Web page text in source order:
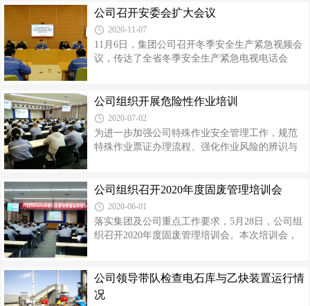
平总书记关于安全生产重要论述，遵循“从根本上
消除事故隐患”的重要指示精神，制定了公司安全
生产专项整治三年行动总方案和2个专题
安全培训教育强基固本，狠抓安全风险管控和隐
患排查治理，为实现“保障员工生命安全、打造平
安神木电石”的安全生产愿景提供有力保障。完善
安全管理体系 落实全员安全责任把建立和完善安
地实施。一是根据全员安全责任制要求，进一步
明确公司119个岗位的安全生产职责，做到了“有
岗必有责、上岗必守责”和
公司召开安委会扩大会议
2020-11-07
11月6日，集团公司召开冬季安全生产紧急视频会
议，传达了全省冬季安全生产紧急电视电话会
全生产事故情况。在米公司领导、副总师和相关
单位负责人共计38人参加会议。会后，公司立即
召开安委会扩大会议，要求深入学习省政府、省
国资委、集团公司冬季安全生产紧急电视电话会
公司实际，切实抓好冬季安全生产工作。公司总
经理、安委会主任高万升强调，安全生
公司组织开展危险性作业培训
2020-07-02
为进一步加强公司特殊作业安全管理工作，规范
特殊作业票证办理流程、强化作业风险的辨识与
展危险性作业安全培训，各生产单位负责人、安
全员、作业票证办理相关人员等90余人参加培
训。培训围绕《化学品生产单位特殊作业安全规
范》（GB30871-2014）要求，结合预评估发现问
善等问题，着重从特殊作业票证办理、作业要
求、作业流程、注意事项、风险辨识与防控措施
落
公司组织召开2020年度固废管理培训会
2020-06-01
落实集团及公司重点工作要求，5月28日，公司组
织召开2020年度固废管理培训会。本次培训会，
剖析了“新《固废法》”对企业的新要求。指出固废
危废执法“双罚”“重罚”，突出企业主体责任及责任
公司领导带队检查电石库与乙炔装置运行情
况